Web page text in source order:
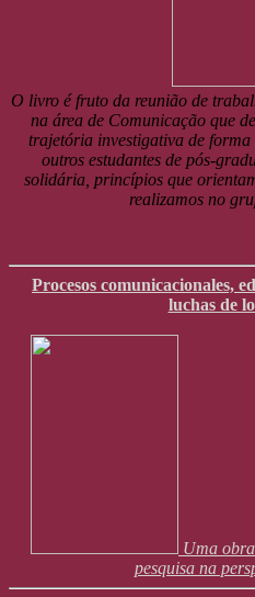
O livro é fruto da reunião de
na área de Comunicação que
trajetória investigativa de forma
outros estudantes de pós-
solidária, princípios que
realizamos no
Procesos comunicacionales,
luchas de
Uma
pesquisa na